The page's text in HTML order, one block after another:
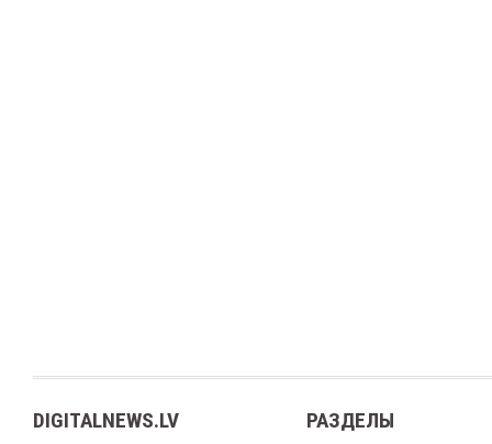
DIGITALNEWS.LV РАЗДЕЛЫ